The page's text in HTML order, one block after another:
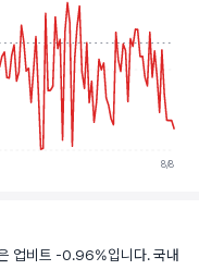
8/8
업비트 -0.96%입니다. 국내